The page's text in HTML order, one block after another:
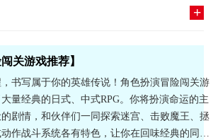
+
关游戏推荐】
书写属于你的英雄传说！角色扮演冒险闯关游
量经典的日式、中式RPG。你将扮演命运的主
剧情，和伙伴们一同探索迷宫、击败魔王、拯
作战斗系统各有特色，让你在回味经典的同